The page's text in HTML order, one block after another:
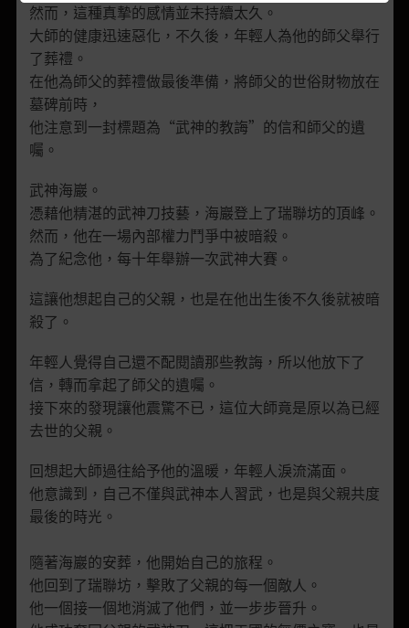
然而，這種真摯的感情並未持續太久。
大師的健康迅速惡化，不久後，年輕人為他的師父舉行
了葬禮。
在他為師父的葬禮做最後準備，將師父的世俗財物放在
墓碑前時，
他注意到一封標題為“武神的教誨”的信和師父的遺
囑。
武神海巖。
憑藉他精湛的武神刀技藝，海巖登上了瑞聯坊的頂峰。
然而，他在一場內部權力鬥爭中被暗殺。
為了紀念他，每十年舉辦一次武神大賽。
這讓他想起自己的父親，也是在他出生後不久後就被暗
殺了。
年輕人覺得自己還不配閱讀那些教誨，所以他放下了
信，轉而拿起了師父的遺囑。
接下來的發現讓他震驚不已，這位大師竟是原以為已經
去世的父親。
回想起大師過往給予他的溫暖，年輕人淚流滿面。
他意識到，自己不僅與武神本人習武，也是與父親共度
最後的時光。
隨著海巖的安葬，他開始自己的旅程。
他回到了瑞聯坊，擊敗了父親的每一個敵人。
他一個接一個地消滅了他們，並一步步晉升。